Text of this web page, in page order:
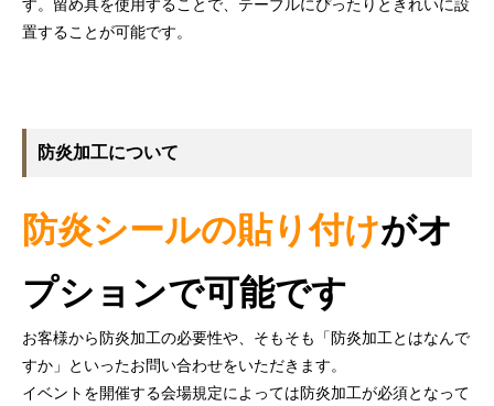
す。留め具を使用することで、テーブルにぴったりときれいに設
置することが可能です。
防炎加工について
防炎シールの貼り付けがオ
プションで可能です
お客様から防炎加工の必要性や、そもそも「防炎加工とはなんで
すか」といったお問い合わせをいただきます。
イベントを開催する会場規定によっては防炎加工が必須となって